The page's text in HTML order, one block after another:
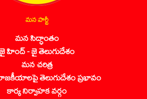
మన పార్టీ
మన సిద్ధాంతం
జై హింద్ - జై తెలుగుదేశం
మన చరిత్ర
తెలుగుదేశం ప్రభావం
కార్య నిర్వాహక వర్గం